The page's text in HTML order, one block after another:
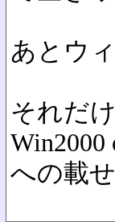
あとウ
それだ
Win2000
への載